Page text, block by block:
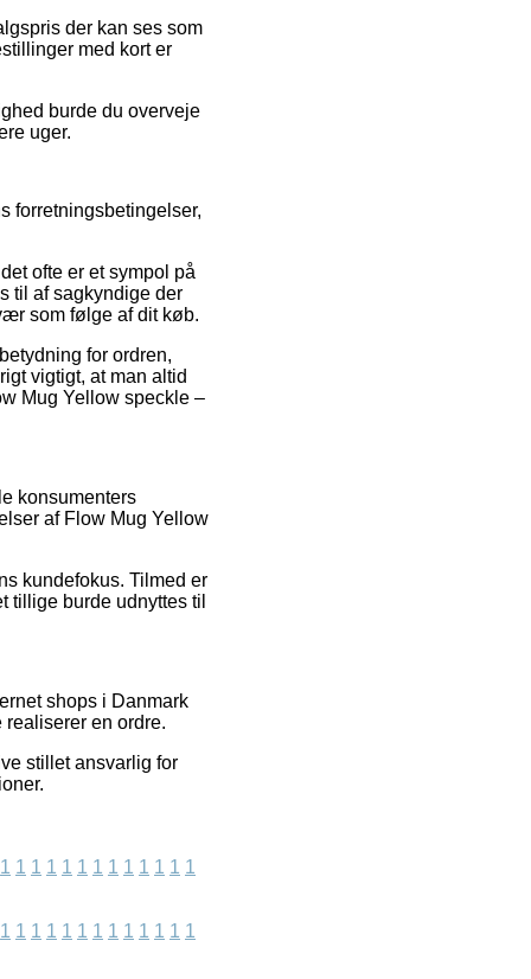
der kan ses som
med kort er
burde du overveje
uger.
forretningsbetingelser,
ofte er et sympol på
til af sagkyndige der
som følge af dit køb.
for ordren,
vigtigt, at man altid
Mug Yellow speckle –
konsumenters
af Flow Mug Yellow
kundefokus. Tilmed er
tillige burde udnyttes til
shops i Danmark
en ordre.
stillet ansvarlig for
1 1 1 1 1 1 1 1 1 1 1 1 1
1 1 1 1 1 1 1 1 1 1 1 1 1